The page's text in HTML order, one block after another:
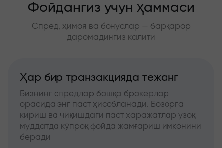
Фойдангиз учун ҳаммаси
Спред, ҳимоя ва бонуслар — барқарор
даромадингиз калити
Ҳар бир транзакцияда тежанг
Бизнинг спредлар бошқа брокерлар
орасида энг паст ҳисобланади. Бозорга
кириш ва чиқишдаги паст харажатлар узоқ
муддатда кўпроқ фойда жамғариш имконини
беради